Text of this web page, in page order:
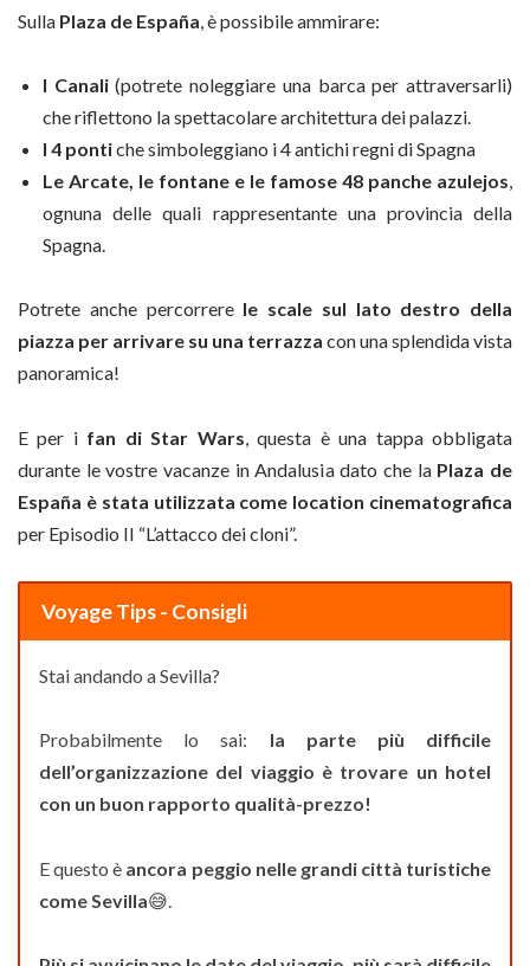
Sulla Plaza de España , è possibile ammirare:
I Canali(potrete noleggiare una barca per attraversarli)
che riflettono la spettacolare architettura dei palazzi.
I 4 pontiche simboleggiano i 4 antichi regni di Spagna
Le Arcate, le fontane e le famose 48 panche azulejos,
ognuna delle quali rappresentante una provincia della
Spagna.
Potrete anche percorrere le scale sul lato destro della
piazza per arrivare su una terrazza con una splendida vista
panoramica!
E per i fan di Star Wars, questa è una tappa obbligata
durante le vostre vacanze in Andalusia dato che la Plaza de
España è stata utilizzata come location cinematografica
per Episodio II “L’attacco dei cloni”.
Voyage Tips - Consigli
Stai andando a Sevilla?
Probabilmente lo sai: la parte più difficile
dell’organizzazione del viaggio è trovare un hotel
con un buon rapporto qualità-prezzo!
E questo è ancora peggio nelle grandi città turistiche
come Sevilla😅.